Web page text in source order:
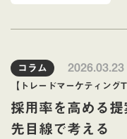
コラム 2026.03.23
【トレードマーケティング
採用率を高める
先目線で考える